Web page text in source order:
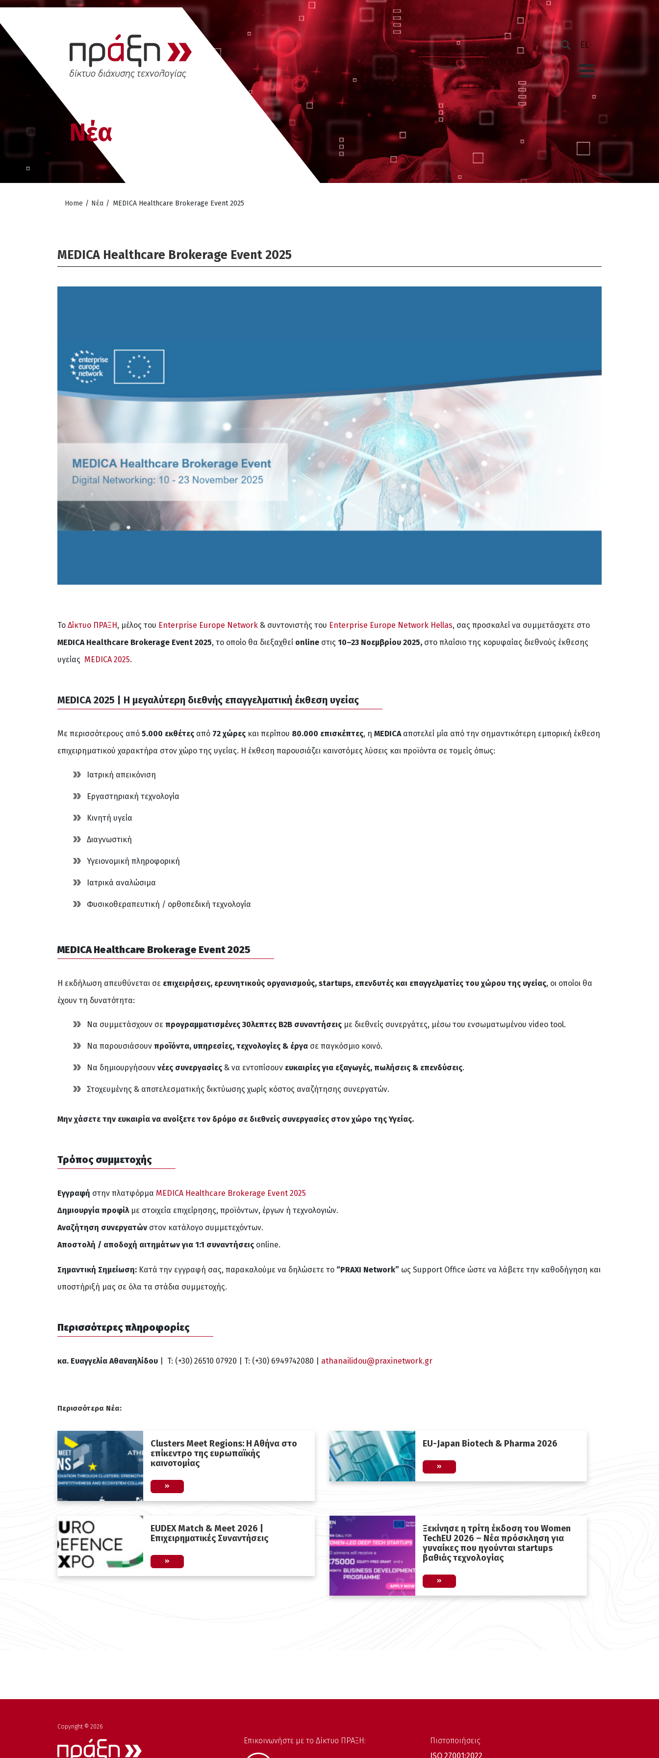
Νέα
Home / Νέα / MEDICA Healthcare Brokerage Event 2025
MEDICA Healthcare Brokerage Event 2025
Το Δίκτυο ΠΡΑΞΗ, μέλος του Enterprise Europe Network & συντονιστής του Enterprise Europe Network Hellas, σας προσκαλεί να συμμετάσχετε στο
MEDICA Healthcare Brokerage Event 2025, το οποίο θα διεξαχθεί online στις 10–23 Νοεμβρίου 2025, στο πλαίσιο της κορυφαίας διεθνούς έκθεσης
υγείας MEDICA 2025.
MEDICA 2025 | Η μεγαλύτερη διεθνής επαγγελματική έκθεση υγείας
Με περισσότερους από 5.000 εκθέτες από 72 χώρες και περίπου 80.000 επισκέπτες, η MEDICA αποτελεί μία από την σημαντικότερη εμπορική έκθεση
επιχειρηματικού χαρακτήρα στον χώρο της υγείας. Η έκθεση παρουσιάζει καινοτόμες λύσεις και προϊόντα σε τομείς όπως:
Ιατρική απεικόνιση
Εργαστηριακή τεχνολογία
Κινητή υγεία
Διαγνωστική
Υγειονομική πληροφορική
Ιατρικά αναλώσιμα
Φυσικοθεραπευτική / ορθοπεδική τεχνολογία
MEDICA Healthcare Brokerage Event 2025
Η εκδήλωση απευθύνεται σε επιχειρήσεις, ερευνητικούς οργανισμούς, startups, επενδυτές και επαγγελματίες του χώρου της υγείας, οι οποίοι θα
έχουν τη δυνατότητα:
Να συμμετάσχουν σε προγραμματισμένες 30λεπτες B2B συναντήσεις με διεθνείς συνεργάτες, μέσω του ενσωματωμένου video tool.
Να παρουσιάσουν προϊόντα, υπηρεσίες, τεχνολογίες & έργα σε παγκόσμιο κοινό.
Να δημιουργήσουν νέες συνεργασίες & να εντοπίσουν ευκαιρίες για εξαγωγές, πωλήσεις & επενδύσεις.
Στοχευμένης & αποτελεσματικής δικτύωσης χωρίς κόστος αναζήτησης συνεργατών.
Μην χάσετε την ευκαιρία να ανοίξετε τον δρόμο σε διεθνείς συνεργασίες στον χώρο της Υγείας.
Τρόπος συμμετοχής
Εγγραφή στην πλατφόρμα MEDICA Healthcare Brokerage Event 2025
Δημιουργία προφίλμε στοιχεία επιχείρησης, προϊόντων, έργων ή τεχνολογιών.
Αναζήτηση συνεργατών στον κατάλογο συμμετεχόντων.
Αποστολή / αποδοχή αιτημάτων για 1:1 συναντήσεις online.
Σημαντική Σημείωση: Κατά την εγγραφή σας, παρακαλούμε να δηλώσετε το “PRAXI Network” ως Support Office ώστε να λάβετε την καθοδήγηση και
υποστήριξή μας σε όλα τα στάδια συμμετοχής.
Περισσότερες πληροφορίες
κα. Ευαγγελία Αθαναηλίδου | T: (+30) 26510 07920 | T: (+30) 6949742080 | athanailidou@praxinetwork.gr
Περισσότερα Νέα:
Clusters Meet Regions: Η Αθήνα στο
επίκεντρο της ευρωπαϊκής
καινοτομίας
EU-Japan Biotech & Pharma 2026
EUDEX Match & Meet 2026 |
Επιχειρηματικές Συναντήσεις
Ξεκίνησε η τρίτη έκδοση του Women
TechEU 2026 – Νέα πρόσκληση για
γυναίκες που ηγούνται startups
βαθιάς τεχνολογίας
Copyright © 2026
Επικοινωνήστε με το Δίκτυο ΠΡΑΞΗ:
Πιστοποιήσεις
ISO 27001:2022